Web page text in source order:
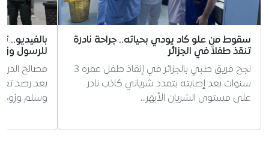
سقوط من علو كاد يودي بحياته.. جراحة نادرة
تنقذ طفلاً في الجزائر
نجح فريق طبي بالجزائر في إنقاذ طفل عمره 3
سنوات بعد إصابته بتمدد شرياني كاذب نادر
على مستوى الشريان الأبهر…
للرسول
مصالح
بعد رصد
وسلم